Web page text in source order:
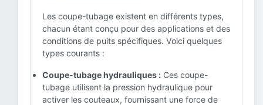
Les coupe-tubage existent en différents types,
chacun étant conçu pour des applications et des
conditions de puits spécifiques. Voici quelques
types courants :
Coupe-tubage hydrauliques : Ces coupe-
tubage utilisent la pression hydraulique pour
activer les couteaux, fournissant une force de